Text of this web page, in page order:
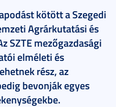
kötött a Szegedi
Agrárkutatási és
SZTE mezőgazdasági
elméleti és
rész, az
bevonják egyes